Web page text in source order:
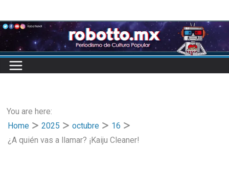
to
content
You are here:
Home
2025 octubre
16
¿A quién vas a llamar? ¡Kaiju Cleaner!